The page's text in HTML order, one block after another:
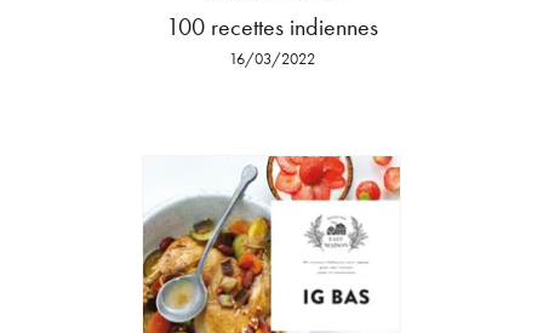
100 recettes indiennes
16/03/2022